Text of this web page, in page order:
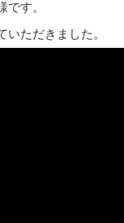
す。
ただきました。